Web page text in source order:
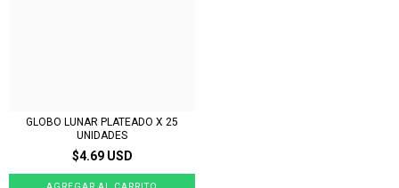
GLOBO LUNAR PLATEADO X 25
UNIDADES
$4.69 USD